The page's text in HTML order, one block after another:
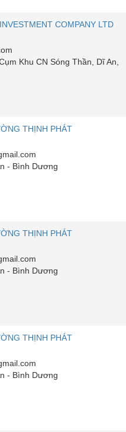
COMPANY LTD
Khu CN Sóng Thần, Dĩ An,
THỊNH PHÁT
- Bình Dương
THỊNH PHÁT
- Bình Dương
THỊNH PHÁT
- Bình Dương